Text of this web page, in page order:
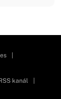
kanál